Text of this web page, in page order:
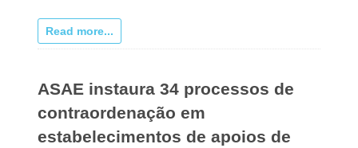
Read more...
ASAE instaura 34 processos de
contraordenação em
estabelecimentos de apoios de